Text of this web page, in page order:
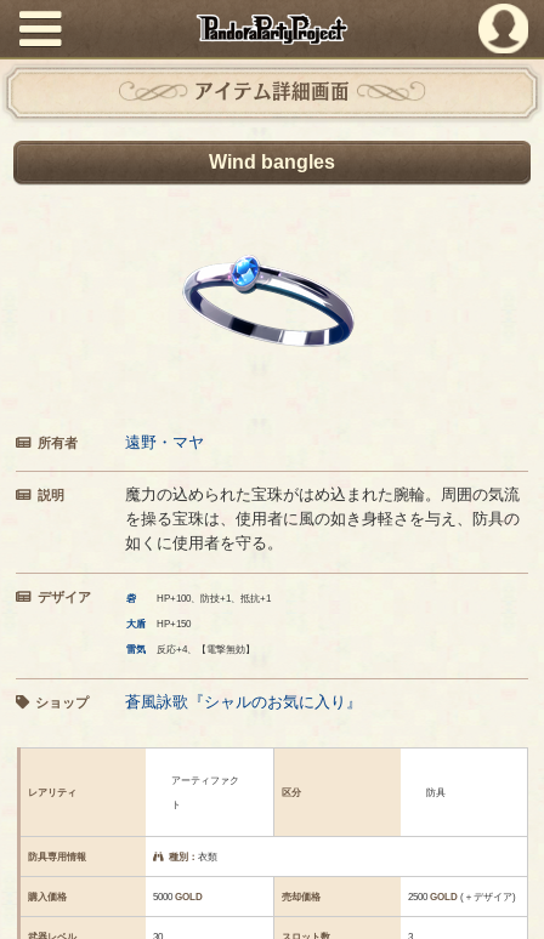
PandoraPartyProject
アイテム詳細画面
Wind bangles
所有者 遠野・マヤ
説明
魔力の込められた宝珠がはめ込まれた腕輪。周囲の気流
を操る宝珠は、使用者に風の如き身軽さを与え、防具の
如くに使用者を守る。
デザイア 砦 HP+100、防技+1、抵抗+1
大盾 HP+150
雷気 反応+4、【電撃無効】
ショップ 蒼風詠歌『シャルのお気に入り』
レアリティ
アーティファク
ト
区分 防具
防具専用情報 種別：衣類
購入価格 5000GOLD 売却価格 2500GOLD (＋デザイア)